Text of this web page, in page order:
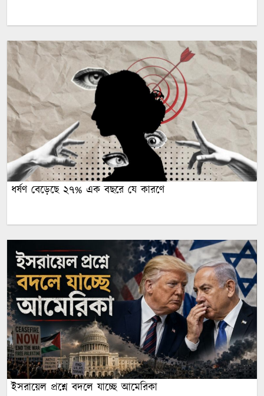
ধর্ষণ বেড়েছে ২৭% এক বছরে যে কারণে
ইসরায়েল প্রশ্নে বদলে যাচ্ছে আমেরিকা